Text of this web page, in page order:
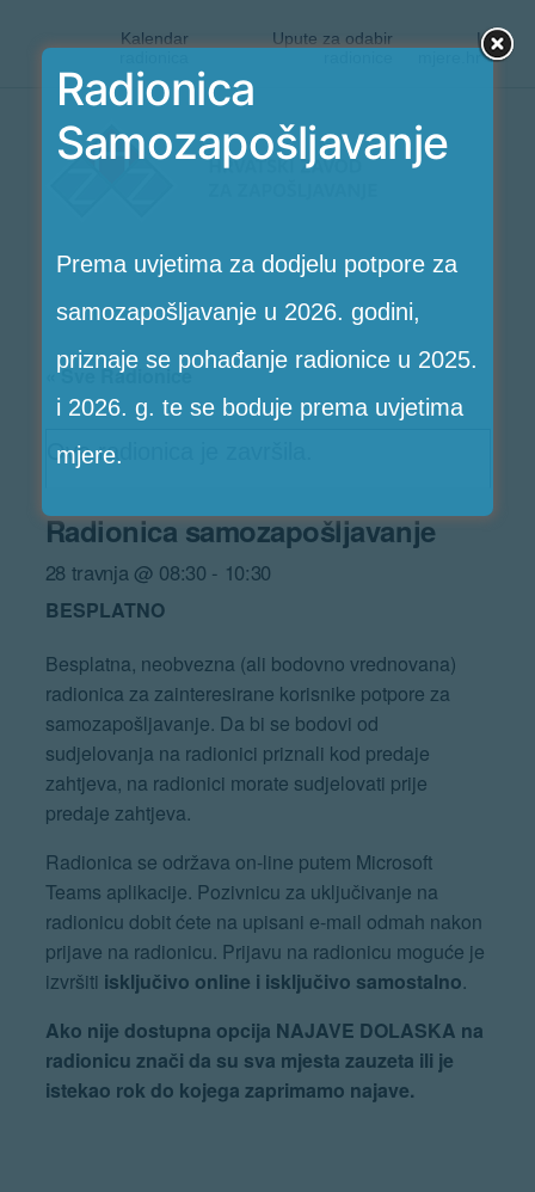
Kalendar
Upute za odabir
|
mjere.hr
Preskoči
Radionice
« Sve Radionice
Ova radionica je završila.
Radionica samozapošljavanje
28 travnja @ 08:30 - 10:30
BESPLATNO
Besplatna, neobvezna (ali bodovno vrednovana)
radionica za zainteresirane korisnike potpore za
samozapošljavanje. Da bi se bodovi od
sudjelovanja na radionici priznali kod predaje
zahtjeva, na radionici morate sudjelovati prije
predaje zahtjeva.
Radionica se održava on-line putem Microsoft
Teams aplikacije. Pozivnicu za uključivanje na
radionicu dobit ćete na upisani e-mail odmah nakon
prijave na radionicu. Prijavu na radionicu moguće je
izvršiti isključivo online i isključivo samostalno.
Ako nije dostupna opcija NAJAVE DOLASKA na
radionicu znači da su sva mjesta zauzeta ili je
istekao rok do kojega zaprimamo najave.
Radionica
Samozapošljavanje
Prema uvjetima za dodjelu potpore za
samozapošljavanje u 2026. godini,
priznaje se pohađanje radionice u 2025.
i 2026. g. te se boduje prema uvjetima
mjere.